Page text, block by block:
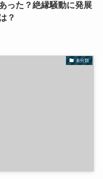
った？絶縁騒動に発展
？
未分類